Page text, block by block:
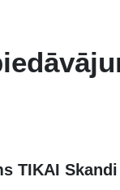
TIKAI